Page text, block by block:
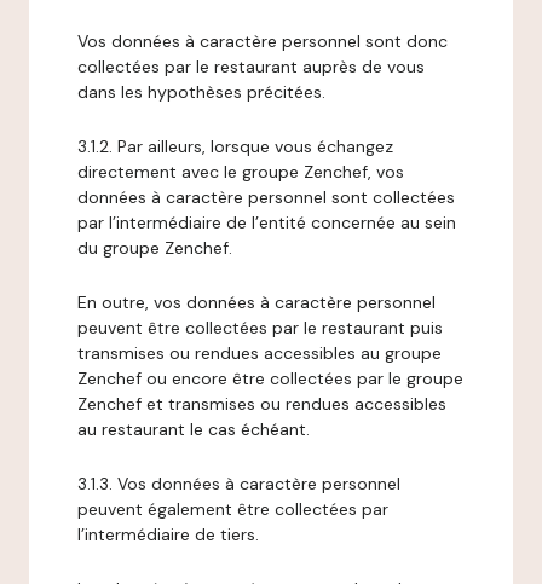
Vos données à caractère personnel sont donc
collectées par le restaurant auprès de vous
dans les hypothèses précitées.
3.1.2. Par ailleurs, lorsque vous échangez
directement avec le groupe Zenchef, vos
données à caractère personnel sont collectées
par l’intermédiaire de l’entité concernée au sein
du groupe Zenchef.
En outre, vos données à caractère personnel
peuvent être collectées par le restaurant puis
transmises ou rendues accessibles au groupe
Zenchef ou encore être collectées par le groupe
Zenchef et transmises ou rendues accessibles
au restaurant le cas échéant.
3.1.3. Vos données à caractère personnel
peuvent également être collectées par
l’intermédiaire de tiers.